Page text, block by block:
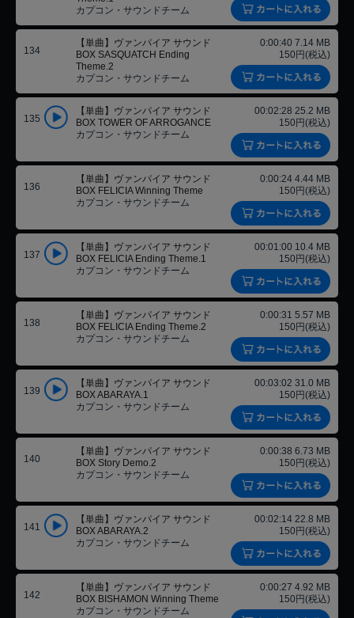
カプコン・サウンドチーム
134
【単曲】ヴァンパイア サウンド
BOX SASQUATCH Ending
Theme.2
カプコン・サウンドチーム
0:00:40 7.14 MB
150円(税込)
135
【単曲】ヴァンパイア サウンド
BOX TOWER OF ARROGANCE
カプコン・サウンドチーム
00:02:28 25.2 MB
150円(税込)
136
【単曲】ヴァンパイア サウンド
BOX FELICIA Winning Theme
カプコン・サウンドチーム
0:00:24 4.44 MB
150円(税込)
137
【単曲】ヴァンパイア サウンド
BOX FELICIA Ending Theme.1
カプコン・サウンドチーム
00:01:00 10.4 MB
150円(税込)
138
【単曲】ヴァンパイア サウンド
BOX FELICIA Ending Theme.2
カプコン・サウンドチーム
0:00:31 5.57 MB
150円(税込)
139
【単曲】ヴァンパイア サウンド
BOX ABARAYA.1
カプコン・サウンドチーム
00:03:02 31.0 MB
150円(税込)
140
【単曲】ヴァンパイア サウンド
BOX Story Demo.2
カプコン・サウンドチーム
0:00:38 6.73 MB
150円(税込)
141
【単曲】ヴァンパイア サウンド
BOX ABARAYA.2
カプコン・サウンドチーム
00:02:14 22.8 MB
150円(税込)
142
【単曲】ヴァンパイア サウンド
BOX BISHAMON Winning Theme
カプコン・サウンドチーム
0:00:27 4.92 MB
150円(税込)